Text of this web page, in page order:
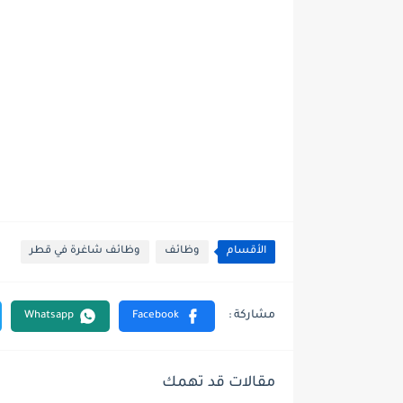
الأقسام وظائف وظائف شاغرة في قطر
مقالات قد تهمك